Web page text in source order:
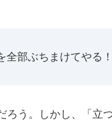
全部ぶちまけてやる！
う。しかし、「立